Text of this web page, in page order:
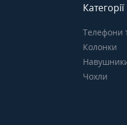
Категорії
Телефони
Колонки
Чохли